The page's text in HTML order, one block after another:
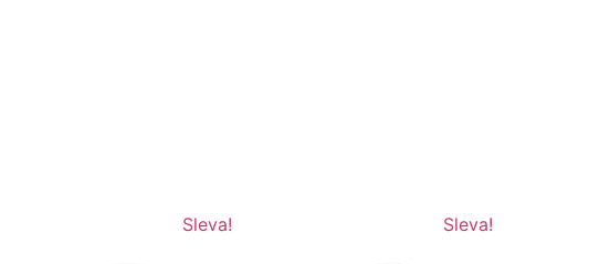
Sleva! Sleva!